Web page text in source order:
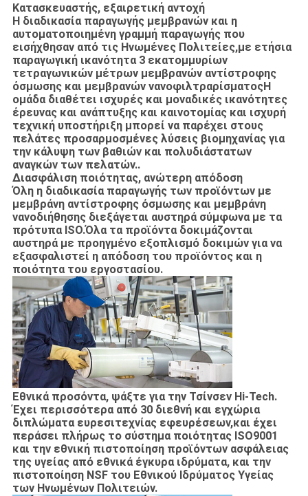
Κατασκευαστής, εξαιρετική αντοχή
Η διαδικασία παραγωγής μεμβρανών και η
αυτοματοποιημένη γραμμή παραγωγής που
εισήχθησαν από τις Ηνωμένες Πολιτείες,με ετήσια
παραγωγική ικανότητα 3 εκατομμυρίων
τετραγωνικών μέτρων μεμβρανών αντίστροφης
όσμωσης και μεμβρανών νανοφιλτραρίσματοςΗ
ομάδα διαθέτει ισχυρές και μοναδικές ικανότητες
έρευνας και ανάπτυξης και καινοτομίας και ισχυρή
τεχνική υποστήριξη μπορεί να παρέχει στους
πελάτες προσαρμοσμένες λύσεις βιομηχανίας για
την κάλυψη των βαθιών και πολυδιάστατων
αναγκών των πελατών..
Διασφάλιση ποιότητας, ανώτερη απόδοση
Όλη η διαδικασία παραγωγής των προϊόντων με
μεμβράνη αντίστροφης όσμωσης και μεμβράνη
νανοδιήθησης διεξάγεται αυστηρά σύμφωνα με τα
πρότυπα ISO.Όλα τα προϊόντα δοκιμάζονται
αυστηρά με προηγμένο εξοπλισμό δοκιμών για να
εξασφαλιστεί η απόδοση του προϊόντος και η
ποιότητα του εργοστασίου.
Εθνικά προσόντα, ψάξτε για την Τσίνσεν Hi-Tech.
Έχει περισσότερα από 30 διεθνή και εγχώρια
διπλώματα ευρεσιτεχνίας εφευρέσεων,και έχει
περάσει πλήρως το σύστημα ποιότητας ISO9001
και την εθνική πιστοποίηση προϊόντων ασφάλειας
της υγείας από εθνικά έγκυρα ιδρύματα, και την
πιστοποίηση NSF του Εθνικού Ιδρύματος Υγείας
των Ηνωμένων Πολιτειών.